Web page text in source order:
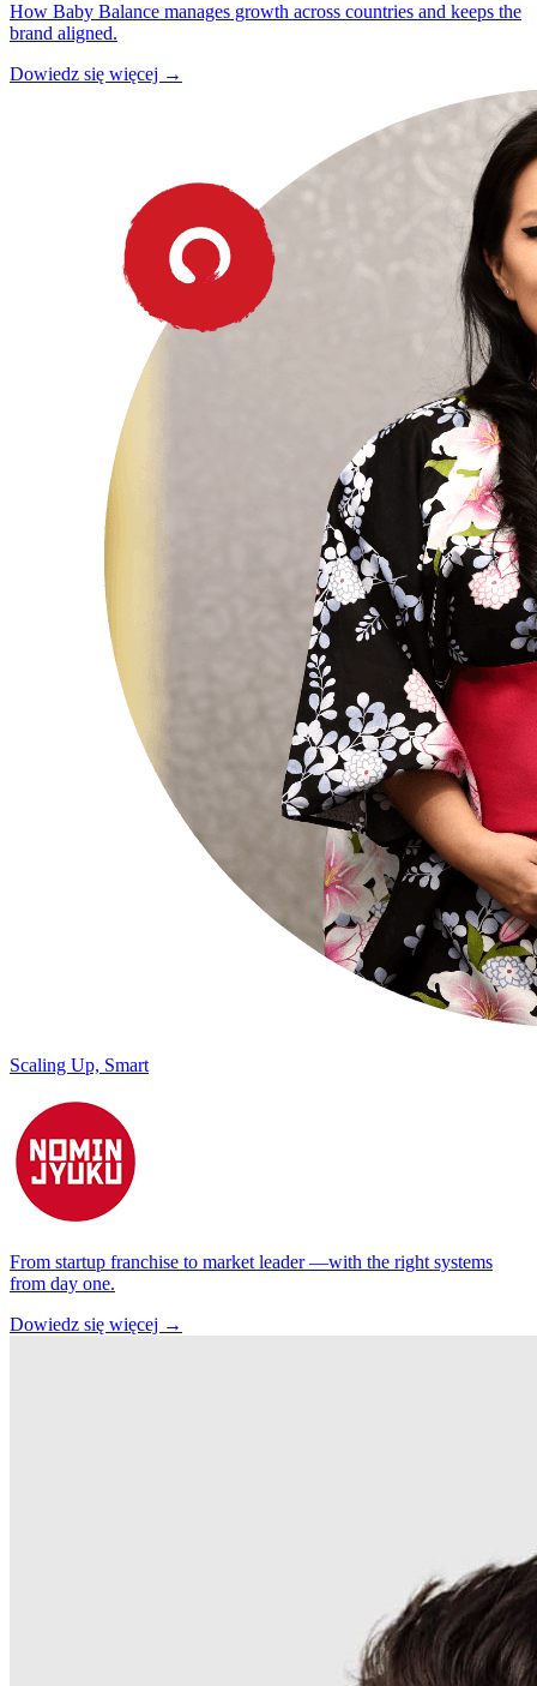
How Baby Balance manages growth across countries and keeps the
brand aligned.
Dowiedz się więcej →
Scaling Up, Smart
From startup franchise to market leader —with the right systems
from day one.
Dowiedz się więcej →